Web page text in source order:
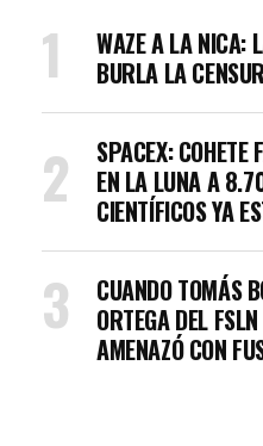
WAZE A LA NICA:
BURLA LA
SPACEX: COHETE
EN LA LUNA A
CIENTÍFICOS YA
CUANDO TOMÁS
ORTEGA DEL
AMENAZÓ CON